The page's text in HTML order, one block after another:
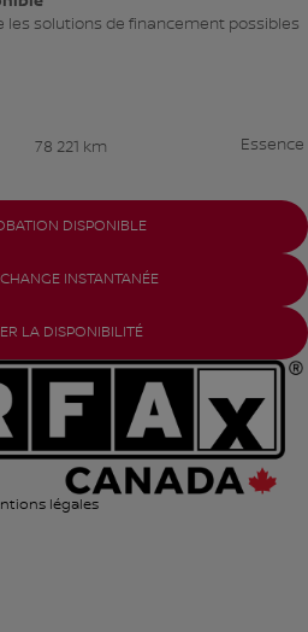
solutions de financement possibles
78 221 km Essence
DISPONIBLE
INSTANTANÉE
LA DISPONIBILITÉ
légales